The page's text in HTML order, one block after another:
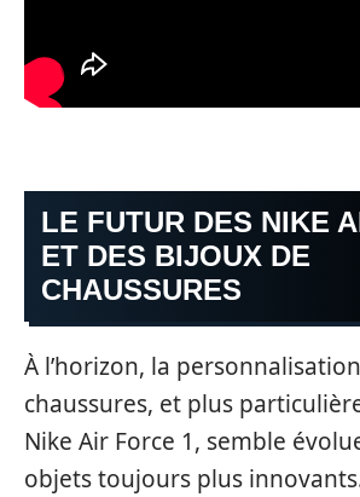
LE FUTUR DES NIKE
ET DES BIJOUX DE
CHAUSSURES
À l’horizon, la
chaussures, et plus
Nike Air Force 1, semble
objets toujours plus